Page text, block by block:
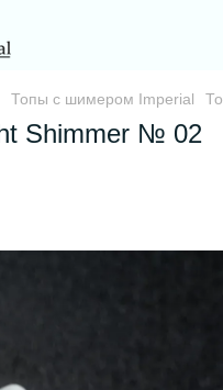
Топы с шимером Imperial
Shimmer № 02